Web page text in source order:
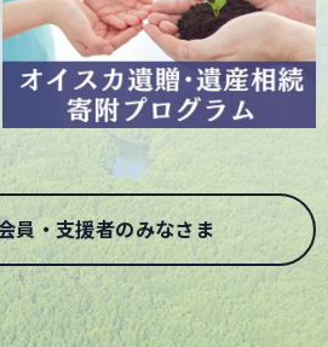
員・支援者のみなさま